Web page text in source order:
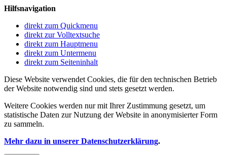
Hilfsnavigation
direkt zum Quickmenu
direkt zur Volltextsuche
direkt zum Hauptmenu
direkt zum Untermenu
direkt zum Seiteninhalt
Diese Website verwendet Cookies, die für den technischen Betrieb
der Website notwendig sind und stets gesetzt werden.
Weitere Cookies werden nur mit Ihrer Zustimmung gesetzt, um
statistische Daten zur Nutzung der Website in anonymisierter Form
zu sammeln.
Mehr dazu in unserer Datenschutzerklärung.